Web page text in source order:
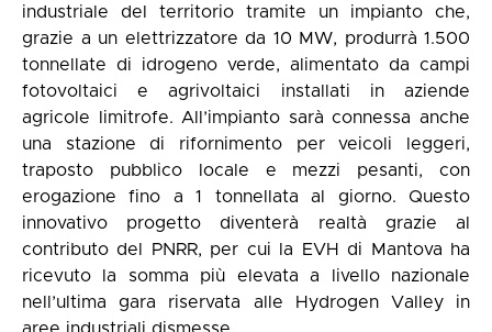
industriale del territorio tramite un impianto che,
grazie a un elettrizzatore da 10 MW, produrrà 1.500
tonnellate di idrogeno verde, alimentato da campi
fotovoltaici e agrivoltaici installati in aziende
agricole limitrofe. All’impianto sarà connessa anche
una stazione di rifornimento per veicoli leggeri,
traposto pubblico locale e mezzi pesanti, con
erogazione fino a 1 tonnellata al giorno. Questo
innovativo progetto diventerà realtà grazie al
contributo del PNRR, per cui la EVH di Mantova ha
ricevuto la somma più elevata a livello nazionale
nell’ultima gara riservata alle Hydrogen Valley in